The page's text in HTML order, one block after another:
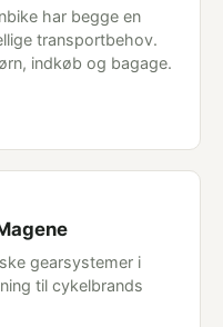
har begge en
transportbehov.
indkøb og bagage.
gearsystemer i
til cykelbrands